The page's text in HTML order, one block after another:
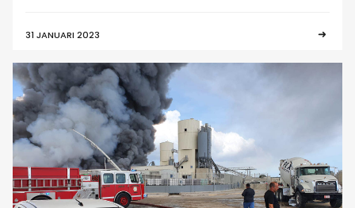
31 JANUARI 2023